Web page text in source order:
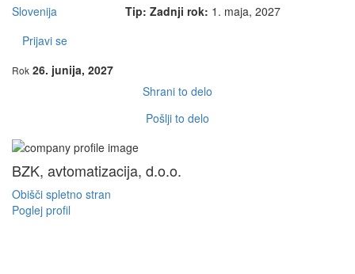
Slovenija Tip: Zadnji rok: 1. maja, 2027
Prijavi se
Rok 26. junija, 2027
Shrani to delo
Pošlji to delo
BZK, avtomatizacija, d.o.o.
Obišči spletno stran
Poglej profil